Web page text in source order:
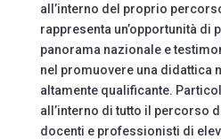
all’interno del proprio
rappresenta un’opportunità di
panorama nazionale e
nel promuovere una didattica
altamente qualificante.
all’interno di tutto il percorso
docenti e professionisti di